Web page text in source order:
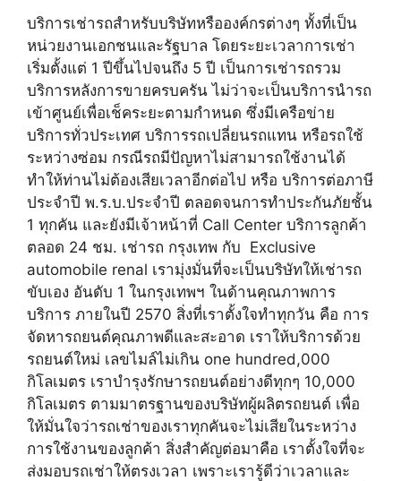
บริการเช่ารถสำหรับบริษัทหรือองค์กรต่างๆ ทั้งที่เป็น
หน่วยงานเอกชนและรัฐบาล โดยระยะเวลาการเช่า
เริ่มตั้งแต่ 1 ปีขึ้นไปจนถึง 5 ปี เป็นการเช่ารถรวม
บริการหลังการขายครบครัน ไม่ว่าจะเป็นบริการนำรถ
เข้าศูนย์เพื่อเช็คระยะตามกำหนด ซึ่งมีเครือข่าย
บริการทั่วประเทศ บริการรถเปลี่ยนรถแทน หรือรถใช้
ระหว่างซ่อม กรณีรถมีปัญหาไม่สามารถใช้งานได้
ทำให้ท่านไม่ต้องเสียเวลาอีกต่อไป หรือ บริการต่อภาษี
ประจำปี พ.ร.บ.ประจำปี ตลอดจนการทำประกันภัยชั้น
1 ทุกคัน และยังมีเจ้าหน้าที่ Call Center บริการลูกค้า
ตลอด 24 ชม. เช่ารถ กรุงเทพ กับ Exclusive
automobile renal เรามุ่งมั่นที่จะเป็นบริษัทให้เช่ารถ
ขับเอง อันดับ 1 ในกรุงเทพฯ ในด้านคุณภาพการ
บริการ ภายในปี 2570 สิ่งที่เราตั้งใจทำทุกวัน คือ การ
จัดหารถยนต์คุณภาพดีและสะอาด เราให้บริการด้วย
รถยนต์ใหม่ เลขไมล์ไม่เกิน one hundred,000
กิโลเมตร เราบำรุงรักษารถยนต์อย่างดีทุกๆ 10,000
กิโลเมตร ตามมาตรฐานของบริษัทผู้ผลิตรถยนต์ เพื่อ
ให้มั่นใจว่ารถเช่าของเราทุกคันจะไม่เสียในระหว่าง
การใช้งานของลูกค้า สิ่งสำคัญต่อมาคือ เราตั้งใจที่จะ
ส่งมอบรถเช่าให้ตรงเวลา เพราะเรารู้ดีว่าเวลาและ